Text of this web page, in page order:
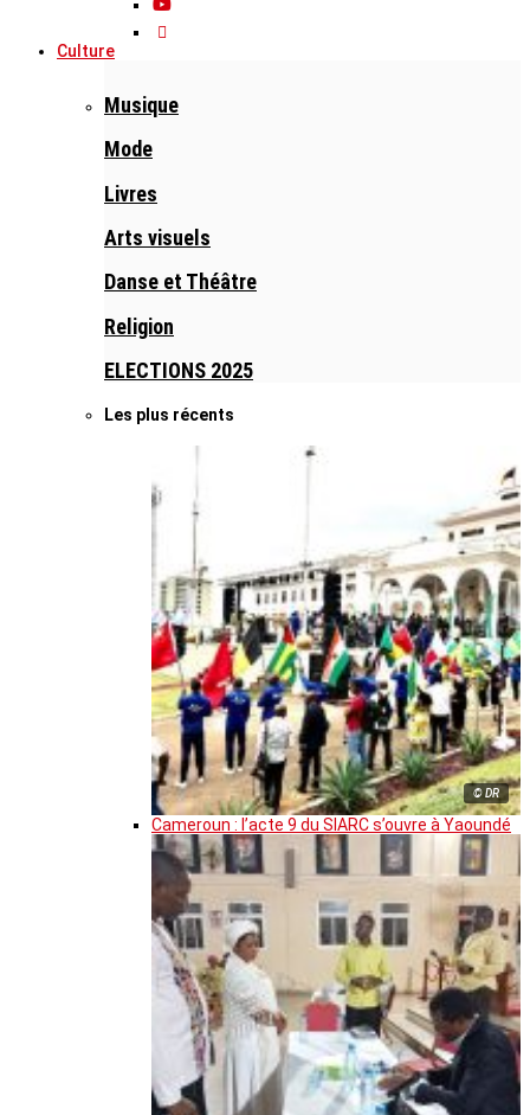
Culture
Musique
Mode
Livres
Arts visuels
Danse et Théâtre
Religion
ELECTIONS 2025
Les plus récents
© DR
Cameroun : l’acte 9 du SIARC s’ouvre à Yaoundé